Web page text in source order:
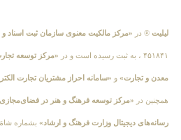
لیلیت ® در «مرکز مالکیت معنوی سازمان ثبت اسناد
۴۵۱۸۴۱ ، به ثبت رسیده است و در «مرکز توسعه
معدن و تجارت» و «سامانه احراز مشتریان تجارت
همچنین در «مرکز توسعه فرهنگ و هنر در
رسانه‌های دیجیتال وزارت فرهنگ و ارشاد»